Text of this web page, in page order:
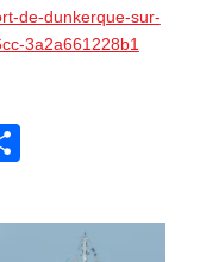
de-dunkerque-sur-
3a2a661228b1